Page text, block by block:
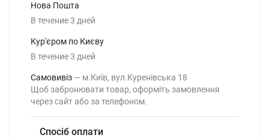
Нова Пошта
В течение3 дней
Кур'єром по Києву
В течение3 дней
Самовивіз
м.Київ, вул.Куренівська 18
Щоб забронювати товар, оформіть замовлення
через сайт або за телефоном.
Спосіб оплати